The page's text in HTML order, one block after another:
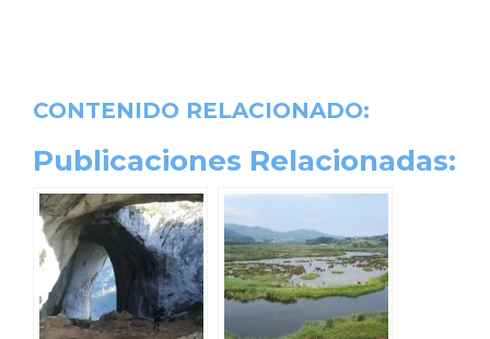
CONTENIDO RELACIONADO:
Publicaciones Relacionadas: